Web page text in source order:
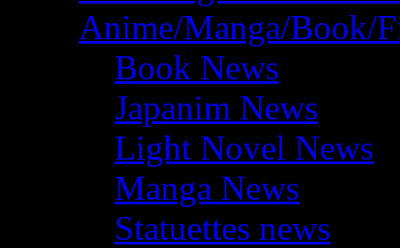
Anime/Manga/Book/
Book News
Japanim News
Light Novel News
Manga News
Statuettes news